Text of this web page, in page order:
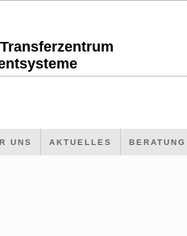
UNS AKTUELLES